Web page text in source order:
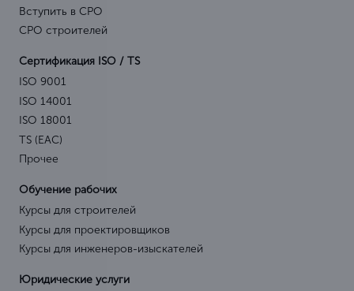
Вступить в СРО
СРО строителей
Сертификация ISO / TS
ISO 9001
ISO 14001
ISO 18001
TS (EAC)
Прочее
Обучение рабочих
Курсы для строителей
Курсы для проектировщиков
Курсы для инженеров-изыскателей
Юридические услуги